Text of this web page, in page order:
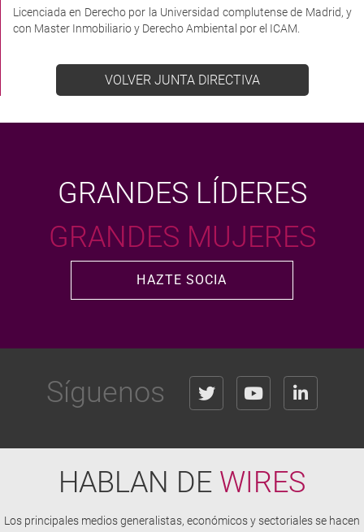
Licenciada en Derecho por la Universidad complutense de Madrid, y
con Master Inmobiliario y Derecho Ambiental por el ICAM.
VOLVER JUNTA DIRECTIVA
GRANDES LÍDERES
GRANDES MUJERES
HAZTE SOCIA
Síguenos
HABLAN DE WIRES
Los principales medios generalistas, económicos y sectoriales se hacen